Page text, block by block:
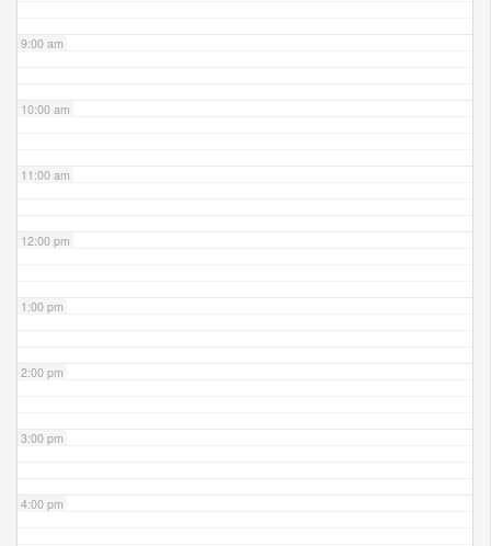
9:00 am
10:00 am
11:00 am
12:00 pm
1:00 pm
2:00 pm
3:00 pm
4:00 pm